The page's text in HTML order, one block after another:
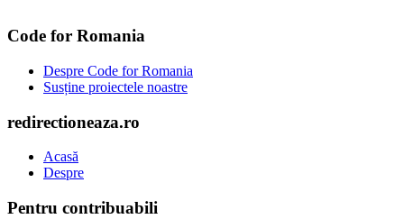
Code for Romania
Despre Code for Romania
Susține proiectele noastre
redirectioneaza.ro
Acasă
Despre
Pentru contribuabili